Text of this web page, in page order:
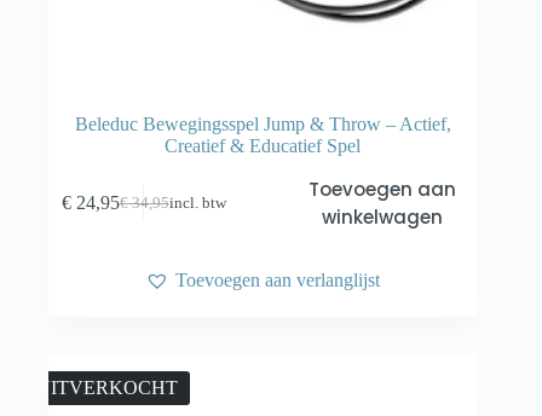
Beleduc Bewegingsspel Jump & Throw – Actief,
Creatief & Educatief Spel
€34,95
Oorspronkelijke
€ 34,95.
€24,95Huidige
€ 24,95.
incl. btw
Toevoegen aan
winkelwagen
Toevoegen aan verlanglijst
UITVERKOCHT